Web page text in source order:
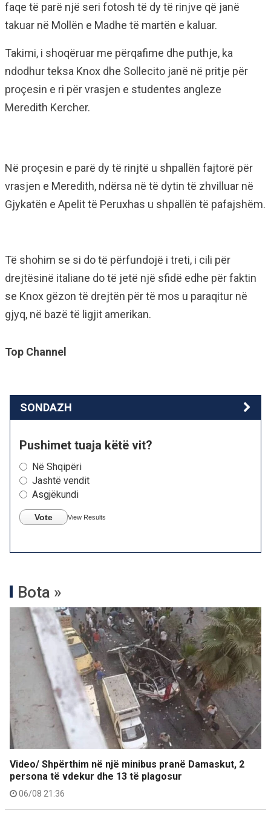
faqe të parë një seri fotosh të dy të rinjve që janë
takuar në Mollën e Madhe të martën e kaluar.
Takimi, i shoqëruar me përqafime dhe puthje, ka
ndodhur teksa Knox dhe Sollecito janë në pritje për
proçesin e ri për vrasjen e studentes angleze
Meredith Kercher.
Në proçesin e parë dy të rinjtë u shpallën fajtorë për
vrasjen e Meredith, ndërsa në të dytin të zhvilluar në
Gjykatën e Apelit të Peruxhas u shpallën të pafajshëm.
Të shohim se si do të përfundojë i treti, i cili për
drejtësinë italiane do të jetë një sfidë edhe për faktin
se Knox gëzon të drejtën për të mos u paraqitur në
gjyq, në bazë të ligjit amerikan.
Top Channel
SONDAZH
Pushimet tuaja këtë vit?
Në Shqipëri
Jashtë vendit
Asgjëkundi
Vote View Results
Bota »
Video/ Shpërthim në një minibus pranë Damaskut, 2
persona të vdekur dhe 13 të plagosur
06/08 21:36